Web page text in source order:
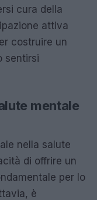
cura della
attiva
costruire un
sentirsi
mentale
nella salute
di offrire un
per lo
è